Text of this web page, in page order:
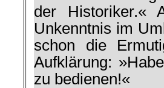
der
Unkenntnis im
schon die
Aufklärung:
zu bedienen!«